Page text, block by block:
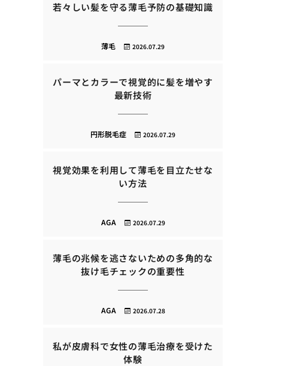
若々しい髪を守る薄毛予防の基礎知識
2026.07.29
薄毛
パーマとカラーで視覚的に髪を増やす
最新技術
2026.07.29
円形脱毛症
視覚効果を利用して薄毛を目立たせな
い方法
2026.07.29
AGA
薄毛の兆候を逃さないための多角的な
抜け毛チェックの重要性
2026.07.28
AGA
私が皮膚科で女性の薄毛治療を受けた
体験